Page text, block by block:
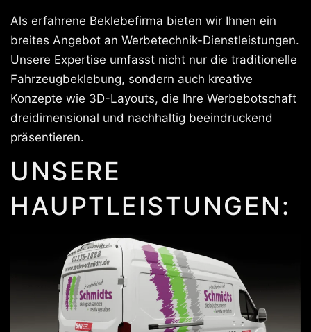
Als erfahrene Beklebefirma bieten wir Ihnen ein
breites Angebot an Werbetechnik-Dienstleistungen.
Unsere Expertise umfasst nicht nur die traditionelle
Fahrzeugbeklebung, sondern auch kreative
Konzepte wie 3D-Layouts, die Ihre Werbebotschaft
dreidimensional und nachhaltig beeindruckend
präsentieren.
UNSERE
HAUPTLEISTUNGEN: